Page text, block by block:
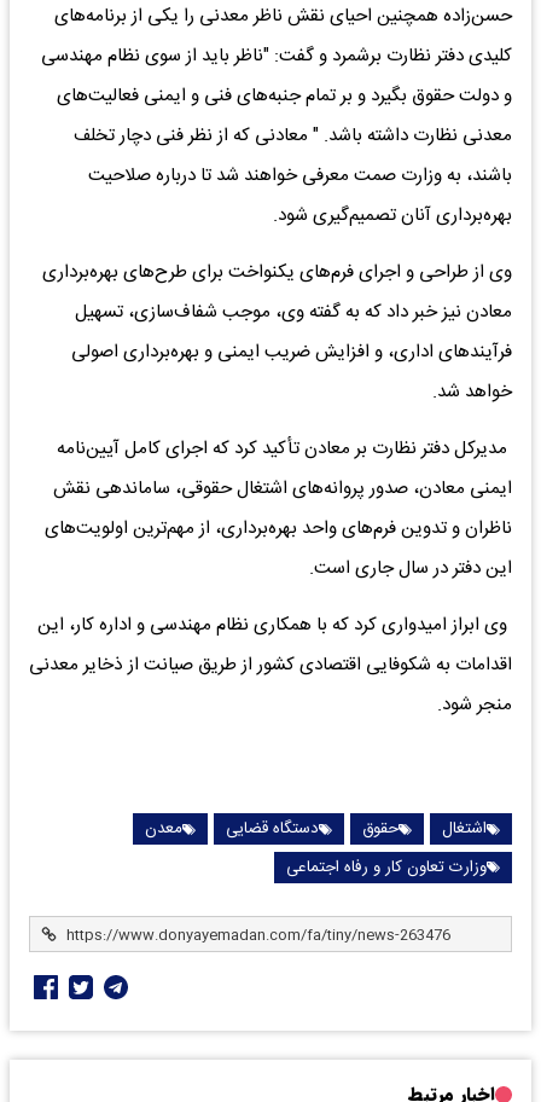
حسن‌زاده همچنین احیای نقش ناظر معدنی را یکی از برنامه‌های
کلیدی دفتر نظارت برشمرد و گفت: "ناظر باید از سوی نظام مهندسی
و دولت حقوق بگیرد و بر تمام جنبه‌های فنی و ایمنی فعالیت‌های
معدنی نظارت داشته باشد. " معادنی که از نظر فنی دچار تخلف
باشند، به وزارت صمت معرفی خواهند شد تا درباره صلاحیت
بهره‌برداری آنان تصمیم‌گیری شود.
وی از طراحی و اجرای فرم‌های یکنواخت برای طرح‌های بهره‌برداری
معادن نیز خبر داد که به گفته وی، موجب شفاف‌سازی، تسهیل
فرآیند‌های اداری، و افزایش ضریب ایمنی و بهره‌برداری اصولی
خواهد شد.
مدیرکل دفتر نظارت بر معادن تأکید کرد که اجرای کامل آیین‌نامه
ایمنی معادن، صدور پروانه‌های اشتغال حقوقی، ساماندهی نقش
ناظران و تدوین فرم‌های واحد بهره‌برداری، از مهم‌ترین اولویت‌های
این دفتر در سال جاری است.
وی ابراز امیدواری کرد که با همکاری نظام مهندسی و اداره کار، این
اقدامات به شکوفایی اقتصادی کشور از طریق صیانت از ذخایر معدنی
منجر شود.
اشتغال حقوق دستگاه قضایی
معدن
وزارت تعاون کار و رفاه اجتماعی
اخبار مرتبط